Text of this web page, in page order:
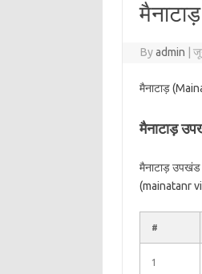
Byadmin
मैनाटाड़
मैनाटाड़
मैनाटाड़ उपखंड
(mainatanr
#
1